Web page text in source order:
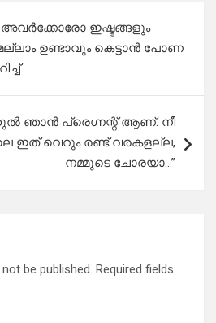
ഇഷ്ടങ്ങളും
ഉണ്ടാവും കെട്ടാൻ പോണ
ഞാൻ പ്രെഗ്നന്റ് ആണ്. നീ
വെറും രണ്ട് വരകളല്ല,
നമ്മുടെ ചോരയാ…”
be published. Required fields